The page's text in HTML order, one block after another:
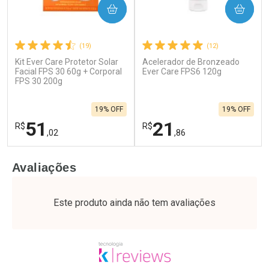
(19)
Kit Ever Care Protetor Solar
Facial FPS 30 60g + Corporal
FPS 30 200g
R$51 ,02
19% OFF
COMPRAR
Laboratório
Por Menos
(12)
Acelerador de Bronzeado
Ever Care FPS6 120g
R$21 ,86
19% OFF
COMPRAR
Laboratório
Por Menos
Avaliações
Este produto ainda não tem avaliações